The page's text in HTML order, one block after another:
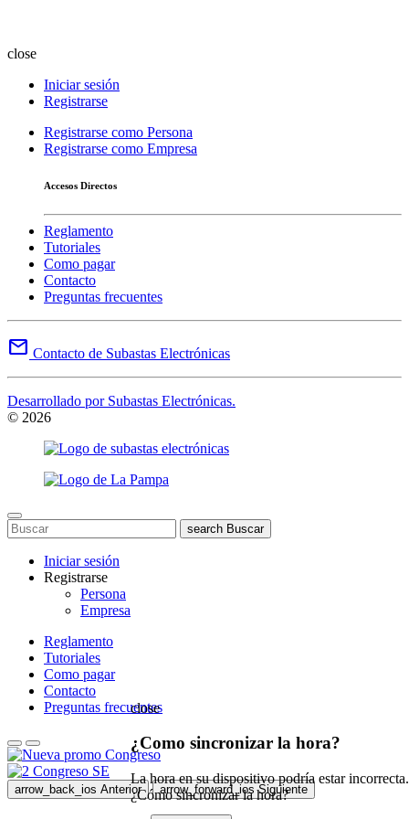
close
Iniciar sesión
Registrarse
Registrarse como Persona
Registrarse como Empresa
Accesos Directos
Reglamento
Tutoriales
Como pagar
Contacto
Preguntas frecuentes
mail Contacto de Subastas Electrónicas
Desarrollado por Subastas Electrónicas.
© 2026
search Buscar
Iniciar sesión
Registrarse
Persona
Empresa
Reglamento
Tutoriales
Como pagar
Contacto
Preguntas frecuentes
arrow_back_ios Anterior arrow_forward_ios Siguiente
close
¿Como sincronizar la hora?
La hora en su dispositivo podría estar incorrecta.
¿Cómo sincronizar la hora?